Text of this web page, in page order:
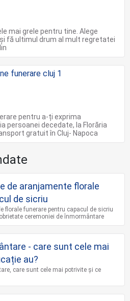
mai grele pentru tine. Alege
fă ultimul drum al mult regretatei
pentru a-ți exprima
persoanei decedate, la Florăria
gratuit în Cluj- Napoca
de aranjamente florale
de sicriu
florale funerare pentru capacul de sicriu
ceremoniei de înmormântare
- care sunt cele mai
au?
care sunt cele mai potrivite și ce